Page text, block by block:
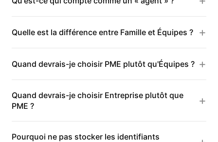
Quelle est la différence entre Famille et Équipes ?
Quand devrais-je choisir PME plutôt qu'Équipes ?
Quand devrais-je choisir Entreprise plutôt que
PME ?
Pourquoi ne pas stocker les identifiants